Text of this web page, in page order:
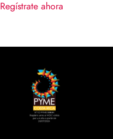
Regístrate ahora